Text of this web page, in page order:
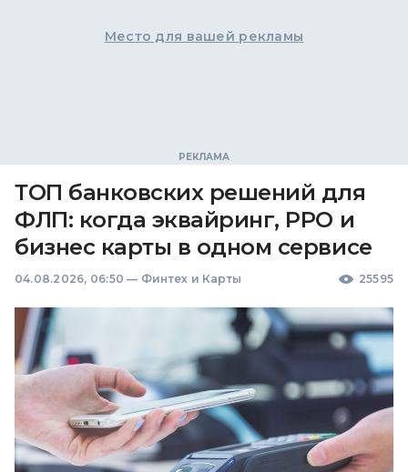
Место для вашей рекламы
ТОП банковских решений для
ФЛП: когда эквайринг, РРО и
бизнес карты в одном сервисе
04.08.2026, 06:50 — Финтех и Карты 25595